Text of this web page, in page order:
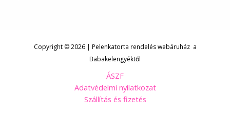
Copyright © 2026 | Pelenkatorta rendelés webáruház a
Babakelengyéktől
ÁSZF
Adatvédelmi nyilatkozat
Szállítás és fizetés